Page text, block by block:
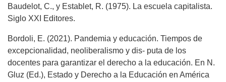
Baudelot, C., y Establet, R. (1975). La escuela capitalista.
Siglo XXI Editores.
Bordoli, E. (2021). Pandemia y educación. Tiempos de
excepcionalidad, neoliberalismo y dis- puta de los
docentes para garantizar el derecho a la educación. En N.
Gluz (Ed.), Estado y Derecho a la Educación en América